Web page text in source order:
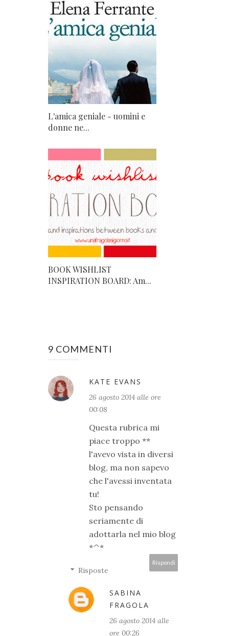
L'amica geniale - uomini e
donne ne...
BOOK WISHLIST
INSPIRATION BOARD: Am...
9 COMMENTI
KATE EVANS
26 agosto 2014 alle ore
00:08
Questa rubrica mi
piace troppo **
l'avevo vista in diversi
blog, ma non sapevo
che l'avessi inventata
tu!
Sto pensando
seriamente di
adottarla nel mio blog
*^*
Rispondi
Risposte
SABINA
FRAGOLA
26 agosto 2014 alle
ore 00:26